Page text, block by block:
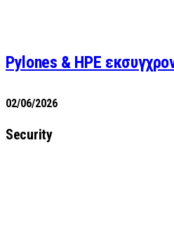
Pylones & HPE
02/06/2026
Security